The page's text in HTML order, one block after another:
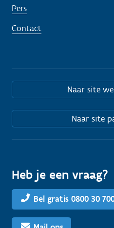
Pers
Contact
Naar site
Naar site
Heb je een vraag?
Bel gratis 0800 30